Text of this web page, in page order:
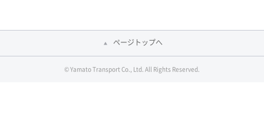
ページトップへ
© Yamato Transport Co., Ltd. All Rights Reserved.